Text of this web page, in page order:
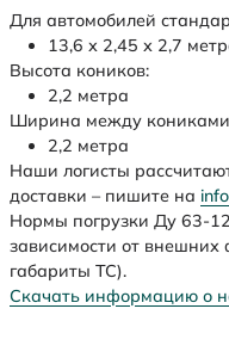
Для автомобилей
13,6 х 2,45 х 2,7
Высота коников:
2,2 метра
Ширина между
2,2 метра
Наши логисты
доставки – пишите на
Нормы погрузки Ду 63-
зависимости от внешних
габариты ТС).
Скачать информацию о